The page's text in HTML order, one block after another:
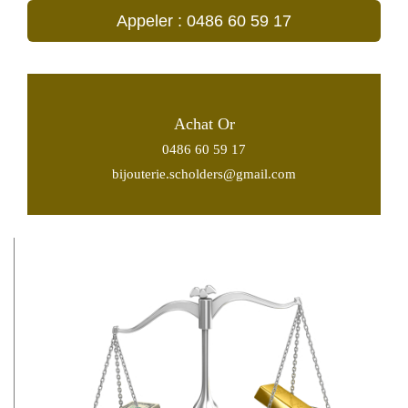
Appeler : 0486 60 59 17
Achat Or
0486 60 59 17
bijouterie.scholders@gmail.com